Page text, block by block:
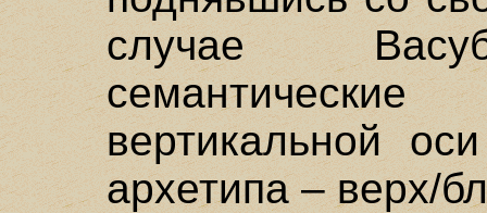
случае
вертикальной
архетипа – верх/